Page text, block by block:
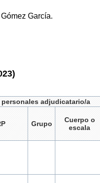
García.
personales adjudicatario/a
Grupo
Cuerpo o
escala